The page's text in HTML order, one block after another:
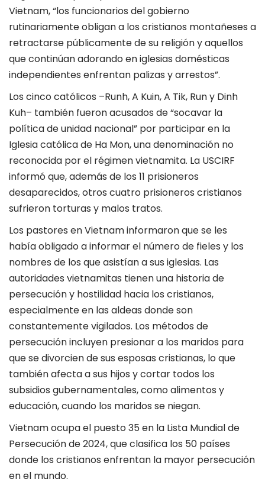
Vietnam, “los funcionarios del gobierno
rutinariamente obligan a los cristianos montañeses a
retractarse públicamente de su religión y aquellos
que continúan adorando en iglesias domésticas
independientes enfrentan palizas y arrestos”.
Los cinco católicos –Runh, A Kuin, A Tik, Run y ​​Dinh
Kuh– también fueron acusados ​​de “socavar la
política de unidad nacional” por participar en la
Iglesia católica de Ha Mon, una denominación no
reconocida por el régimen vietnamita. La USCIRF
informó que, además de los 11 prisioneros
desaparecidos, otros cuatro prisioneros cristianos
sufrieron torturas y malos tratos.
Los pastores en Vietnam informaron que se les
había obligado a informar el número de fieles y los
nombres de los que asistían a sus iglesias. Las
autoridades vietnamitas tienen una historia de
persecución y hostilidad hacia los cristianos,
especialmente en las aldeas donde son
constantemente vigilados. Los métodos de
persecución incluyen presionar a los maridos para
que se divorcien de sus esposas cristianas, lo que
también afecta a sus hijos y cortar todos los
subsidios gubernamentales, como alimentos y
educación, cuando los maridos se niegan.
Vietnam ocupa el puesto 35 en la Lista Mundial de
Persecución de 2024, que clasifica los 50 países
donde los cristianos enfrentan la mayor persecución
en el mundo.